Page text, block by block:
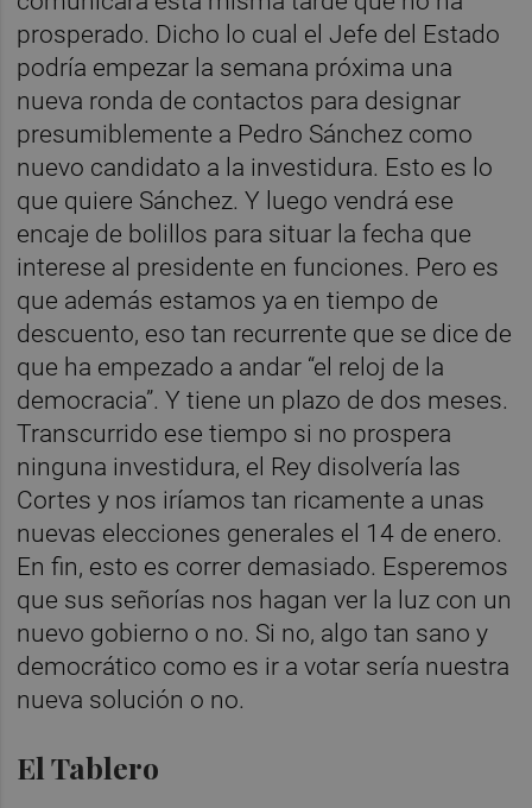
prosperado. Dicho lo cual el Jefe del Estado
podría empezar la semana próxima una
nueva ronda de contactos para designar
presumiblemente a Pedro Sánchez como
nuevo candidato a la investidura. Esto es lo
que quiere Sánchez. Y luego vendrá ese
encaje de bolillos para situar la fecha que
interese al presidente en funciones. Pero es
que además estamos ya en tiempo de
descuento, eso tan recurrente que se dice de
que ha empezado a andar “el reloj de la
democracia”. Y tiene un plazo de dos meses.
Transcurrido ese tiempo si no prospera
ninguna investidura, el Rey disolvería las
Cortes y nos iríamos tan ricamente a unas
nuevas elecciones generales el 14 de enero.
En fin, esto es correr demasiado. Esperemos
que sus señorías nos hagan ver la luz con un
nuevo gobierno o no. Si no, algo tan sano y
democrático como es ir a votar sería nuestra
nueva solución o no.
El Tablero